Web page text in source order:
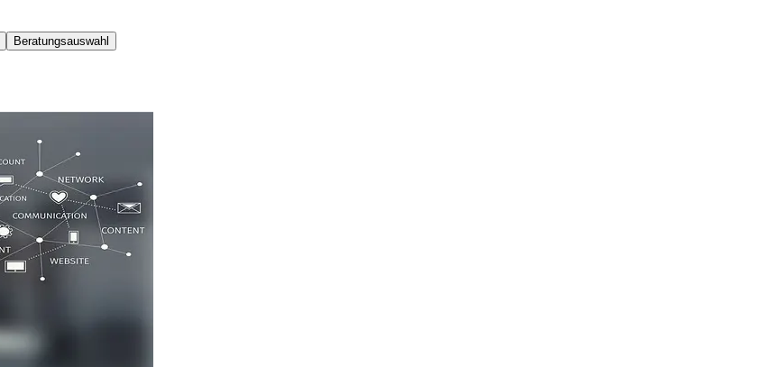
Beratungsauswahl